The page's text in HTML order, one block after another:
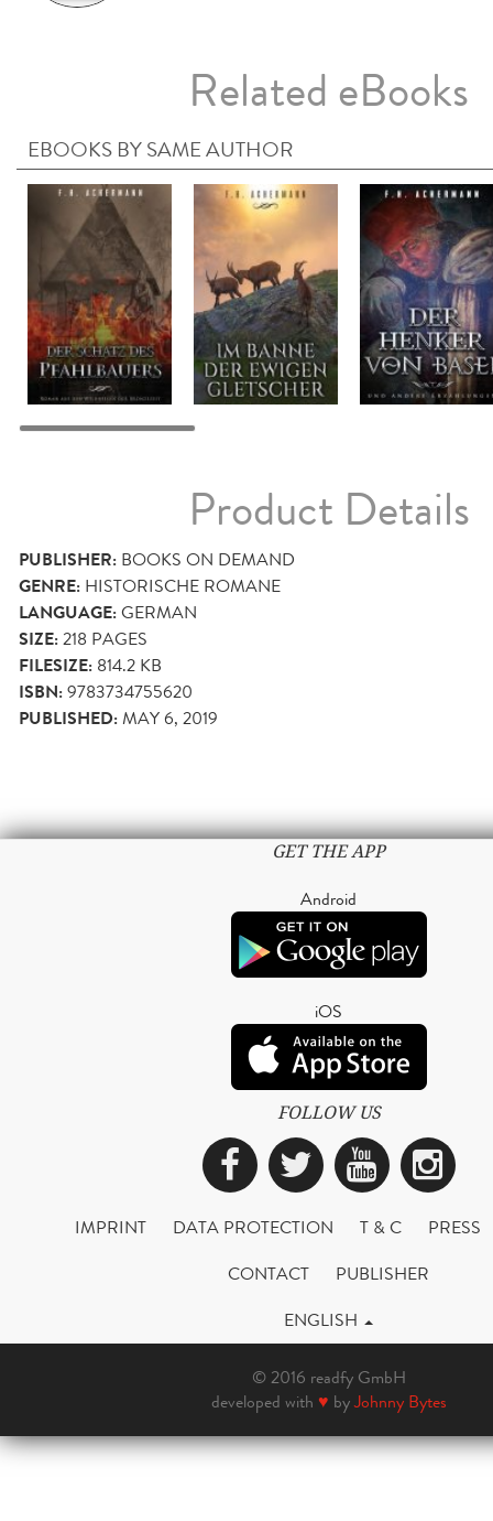
Related eBooks
EBOOKS BY SAME AUTHOR
Product Details
PUBLISHER: BOOKS ON DEMAND
GENRE: HISTORISCHE ROMANE
LANGUAGE:GERMAN
SIZE:218 PAGES
FILESIZE: 814.2 KB
ISBN:9783734755620
PUBLISHED:MAY 6, 2019
GET THE APP
Android
iOS
FOLLOW US
Facebook
Twitter
IMPRINT DATA PROTECTION T & C
PRESS
CONTACT
PUBLISHER
ENGLISH
© 2016 readfy GmbH
developed with ♥ byJohnny Bytes